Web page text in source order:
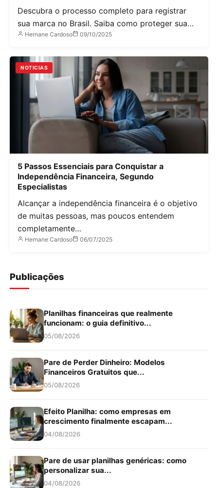
Descubra o processo completo para registrar
sua marca no Brasil. Saiba como proteger sua…
Hernane Cardoso 09/10/2025
NOTICIAS
5 Passos Essenciais para Conquistar a
Independência Financeira, Segundo
Especialistas
Alcançar a independência financeira é o objetivo
de muitas pessoas, mas poucos entendem
completamente…
Hernane Cardoso 06/07/2025
Publicações
Planilhas financeiras que realmente
funcionam: o guia definitivo...
05/08/2026
Pare de Perder Dinheiro: Modelos
Financeiros Gratuitos que...
05/08/2026
Efeito Planilha: como empresas em
crescimento finalmente escapam...
04/08/2026
Pare de usar planilhas genéricas: como
personalizar sua...
04/08/2026